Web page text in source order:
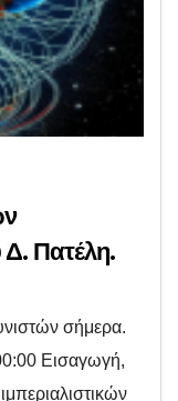
Πατέλη.
σήμερα.
Εισαγωγή,